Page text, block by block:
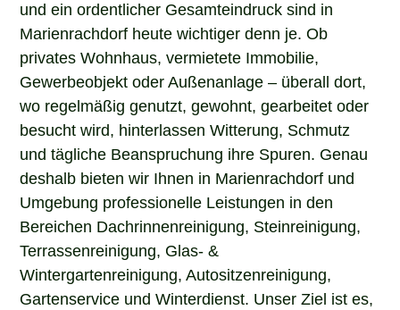
und ein ordentlicher Gesamteindruck sind in
Marienrachdorf heute wichtiger denn je. Ob
privates Wohnhaus, vermietete Immobilie,
Gewerbeobjekt oder Außenanlage – überall dort,
wo regelmäßig genutzt, gewohnt, gearbeitet oder
besucht wird, hinterlassen Witterung, Schmutz
und tägliche Beanspruchung ihre Spuren. Genau
deshalb bieten wir Ihnen in Marienrachdorf und
Umgebung professionelle Leistungen in den
Bereichen Dachrinnenreinigung, Steinreinigung,
Terrassenreinigung, Glas- &
Wintergartenreinigung, Autositzenreinigung,
Gartenservice und Winterdienst. Unser Ziel ist es,